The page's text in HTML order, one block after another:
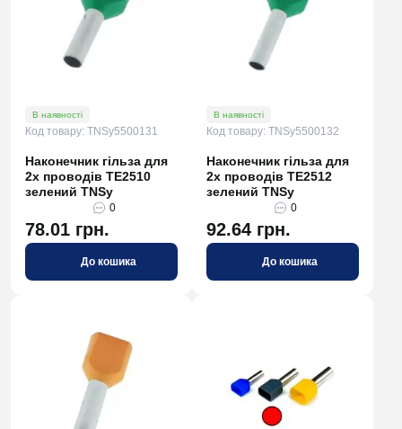
В наявності
Код товару: TNSy5500131
Наконечник гільза для
2х проводів TE2510
зелений TNSy
0
78.01 грн.
До кошика
В наявності
Код товару: TNSy5500132
Наконечник гільза для
2х проводів TE2512
зелений TNSy
0
92.64 грн.
До кошика